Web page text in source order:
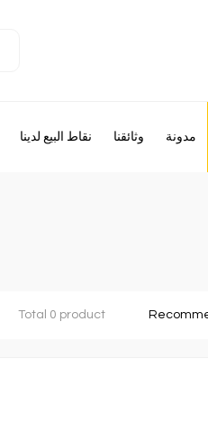
نقاط البيع لدينا وثائقنا مدونة
Total 0 product